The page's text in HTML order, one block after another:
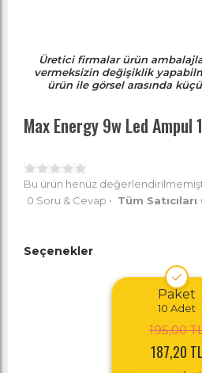
Üretici firmalar ürün
vermeksizin değişiklik
ürün ile görsel arasında
Max Energy 9w Led Ampul
Bu ürün henüz
0 Soru & Cevap • Tüm Satıcıları
Seçenekler
Paket
10 Adet
195,00
187,20 TL